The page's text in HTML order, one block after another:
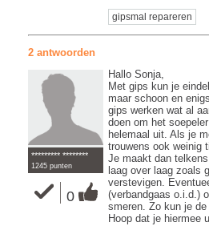
gipsmal repareren
2 antwoorden
********* ********
1245 punten
0
Hallo Sonja,
Met gips kun je
maar schoon en
gips werken wat al
doen om het
helemaal uit. Als je
trouwens ook weinig
Je maakt dan
laag over laag zoals
verstevigen.
(verbandgaas o.i.d.)
smeren. Zo kun je
Hoop dat je hiermee